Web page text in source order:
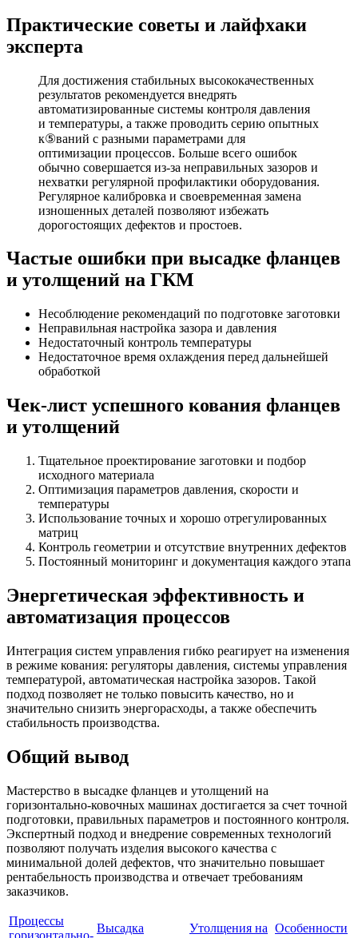
Практические советы и лайфхаки
эксперта
Для достижения стабильных высококачественных
результатов рекомендуется внедрять
автоматизированные системы контроля давления
и температуры, а также проводить серию опытных
к⑤ваний с разными параметрами для
оптимизации процессов. Больше всего ошибок
обычно совершается из-за неправильных зазоров и
нехватки регулярной профилактики оборудования.
Регулярное калибровка и своевременная замена
изношенных деталей позволяют избежать
дорогостоящих дефектов и простоев.
Частые ошибки при высадке фланцев
и утолщений на ГКМ
Несоблюдение рекомендаций по подготовке заготовки
Неправильная настройка зазора и давления
Недостаточный контроль температуры
Недостаточное время охлаждения перед дальнейшей
обработкой
Чек-лист успешного кования фланцев
и утолщений
Тщательное проектирование заготовки и подбор
исходного материала
Оптимизация параметров давления, скорости и
температуры
Использование точных и хорошо отрегулированных
матриц
Контроль геометрии и отсутствие внутренних дефектов
Постоянный мониторинг и документация каждого этапа
Энергетическая эффективность и
автоматизация процессов
Интеграция систем управления гибко реагирует на изменения
в режиме кования: регуляторы давления, системы управления
температурой, автоматическая настройка зазоров. Такой
подход позволяет не только повысить качество, но и
значительно снизить энергорасходы, а также обеспечить
стабильность производства.
Общий вывод
Мастерство в высадке фланцев и утолщений на
горизонтально-ковочных машинах достигается за счет точной
подготовки, правильных параметров и постоянного контроля.
Экспертный подход и внедрение современных технологий
позволяют получать изделия высокого качества с
минимальной долей дефектов, что значительно повышает
рентабельность производства и отвечает требованиям
заказчиков.
Процессы
горизонтально-
Высадка
Утолщения на Особенности